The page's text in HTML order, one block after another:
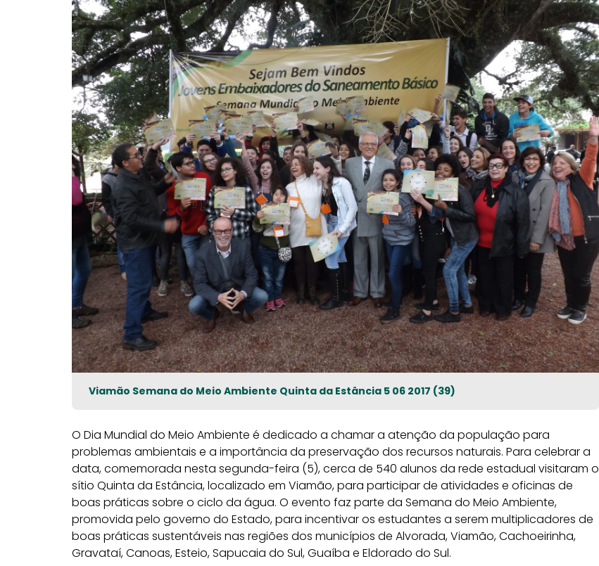
Viamão Semana do Meio Ambiente Quinta da Estância 5 06 2017 (39)
O Dia Mundial do Meio Ambiente é dedicado a chamar a atenção da população para
problemas ambientais e a importância da preservação dos recursos naturais. Para celebrar a
data, comemorada nesta segunda-feira (5), cerca de 540 alunos da rede estadual visitaram o
sítio Quinta da Estância, localizado em Viamão, para participar de atividades e oficinas de
boas práticas sobre o ciclo da água. O evento faz parte da Semana do Meio Ambiente,
promovida pelo governo do Estado, para incentivar os estudantes a serem multiplicadores de
boas práticas sustentáveis nas regiões dos municípios de Alvorada, Viamão, Cachoeirinha,
Gravataí, Canoas, Esteio, Sapucaia do Sul, Guaíba e Eldorado do Sul.